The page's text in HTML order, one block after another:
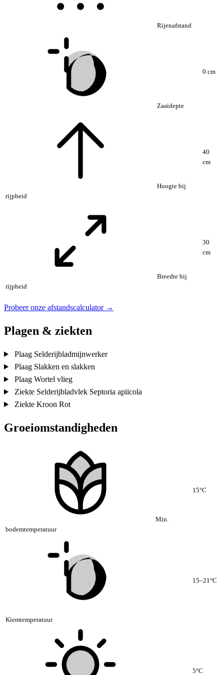
Rijenafstand
Zaaidepte
0 cm
Hoogte bij
rijpheid
40
cm
Breedte bij
rijpheid
30
cm
Probeer onze afstandscalculator →
Plagen & ziekten
Plaag Selderijbladmijnwerker
Plaag Slakken en slakken
Plaag Wortel vlieg
Ziekte Selderijbladvlek Septoria apiicola
Ziekte Kroon Rot
Groeiomstandigheden
Min.
bodemtemperatuur
15°C
Kiemtemperatuur
15–21°C
5°C